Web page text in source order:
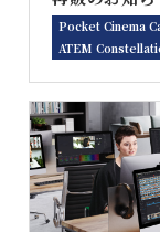
Pocket Cinema
ATEM